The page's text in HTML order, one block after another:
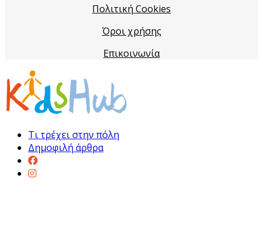
Πολιτική Cookies
Όροι χρήσης
Επικοινωνία
Τι τρέχει στην πόλη
Δημοφιλή άρθρα